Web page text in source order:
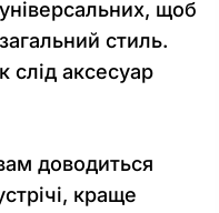
універсальних, щоб
стиль.
слід аксесуар
доводиться
краще